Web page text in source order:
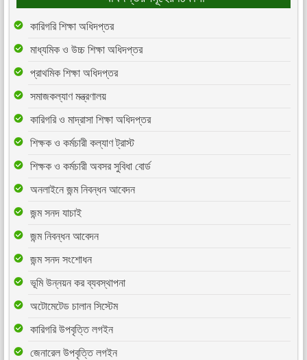
কারিগরি শিক্ষা অধিদপ্তর
মাধ্যমিক ও উচ্চ শিক্ষা অধিদপ্তর
প্রাথমিক শিক্ষা অধিদপ্তর
সমাজকল্যাণ মন্ত্রণালয়
কারিগরি ও মাদ্রাসা শিক্ষা অধিদপ্তর
শিক্ষক ও কর্মচারী কল্যাণ ট্রাস্ট
শিক্ষক ও কর্মচারী অবসর সুবিধা বোর্ড
অনলাইনে জন্ম নিবন্ধন আবেদন
জন্ম সনদ যাচাই
জন্ম নিবন্ধন আবেদন
জন্ম সনদ সংশোধন
ভূমি উন্নয়ন কর ব্যবস্থাপনা
অটোমেটেড চালান সিস্টেম
কারিগরি উপবৃত্তি লগইন
জেনারেল উপবৃত্তি লগইন